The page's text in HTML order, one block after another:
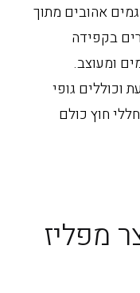
אהובים מתוך
בקפידה
ומעוצב.
וכוללים גופי
חוץ כולם
מפליז